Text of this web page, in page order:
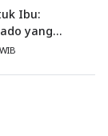
Ibu:
yang